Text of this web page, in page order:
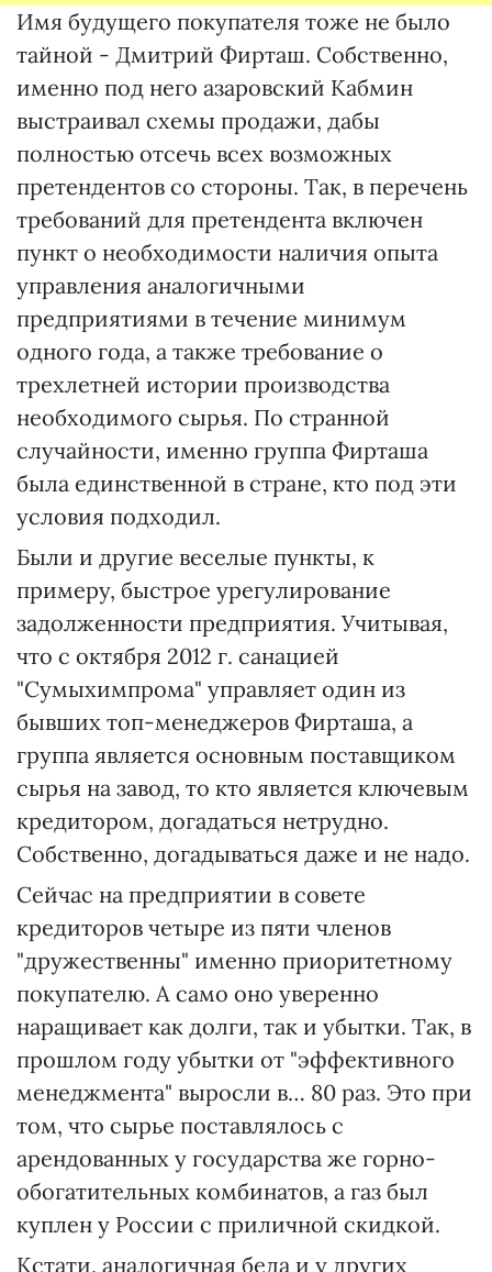
Имя будущего покупателя тоже не было
тайной - Дмитрий Фирташ. Собственно,
именно под него азаровский Кабмин
выстраивал схемы продажи, дабы
полностью отсечь всех возможных
претендентов со стороны. Так, в перечень
требований для претендента включен
пункт о необходимости наличия опыта
управления аналогичными
предприятиями в течение минимум
одного года, а также требование о
трехлетней истории производства
необходимого сырья. По странной
случайности, именно группа Фирташа
была единственной в стране, кто под эти
условия подходил.
Были и другие веселые пункты, к
примеру, быстрое урегулирование
задолженности предприятия. Учитывая,
что с октября 2012 г. санацией
"Сумыхимпрома" управляет один из
бывших топ-менеджеров Фирташа, а
группа является основным поставщиком
сырья на завод, то кто является ключевым
кредитором, догадаться нетрудно.
Собственно, догадываться даже и не надо.
Сейчас на предприятии в совете
кредиторов четыре из пяти членов
"дружественны" именно приоритетному
покупателю. А само оно уверенно
наращивает как долги, так и убытки. Так, в
прошлом году убытки от "эффективного
менеджмента" выросли в… 80 раз. Это при
том, что сырье поставлялось с
арендованных у государства же горно-
обогатительных комбинатов, а газ был
куплен у России с приличной скидкой.
Кстати, аналогичная беда и у других